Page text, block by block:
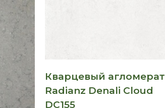
Кварцевый агломерат
Radianz Denali Cloud
DC155